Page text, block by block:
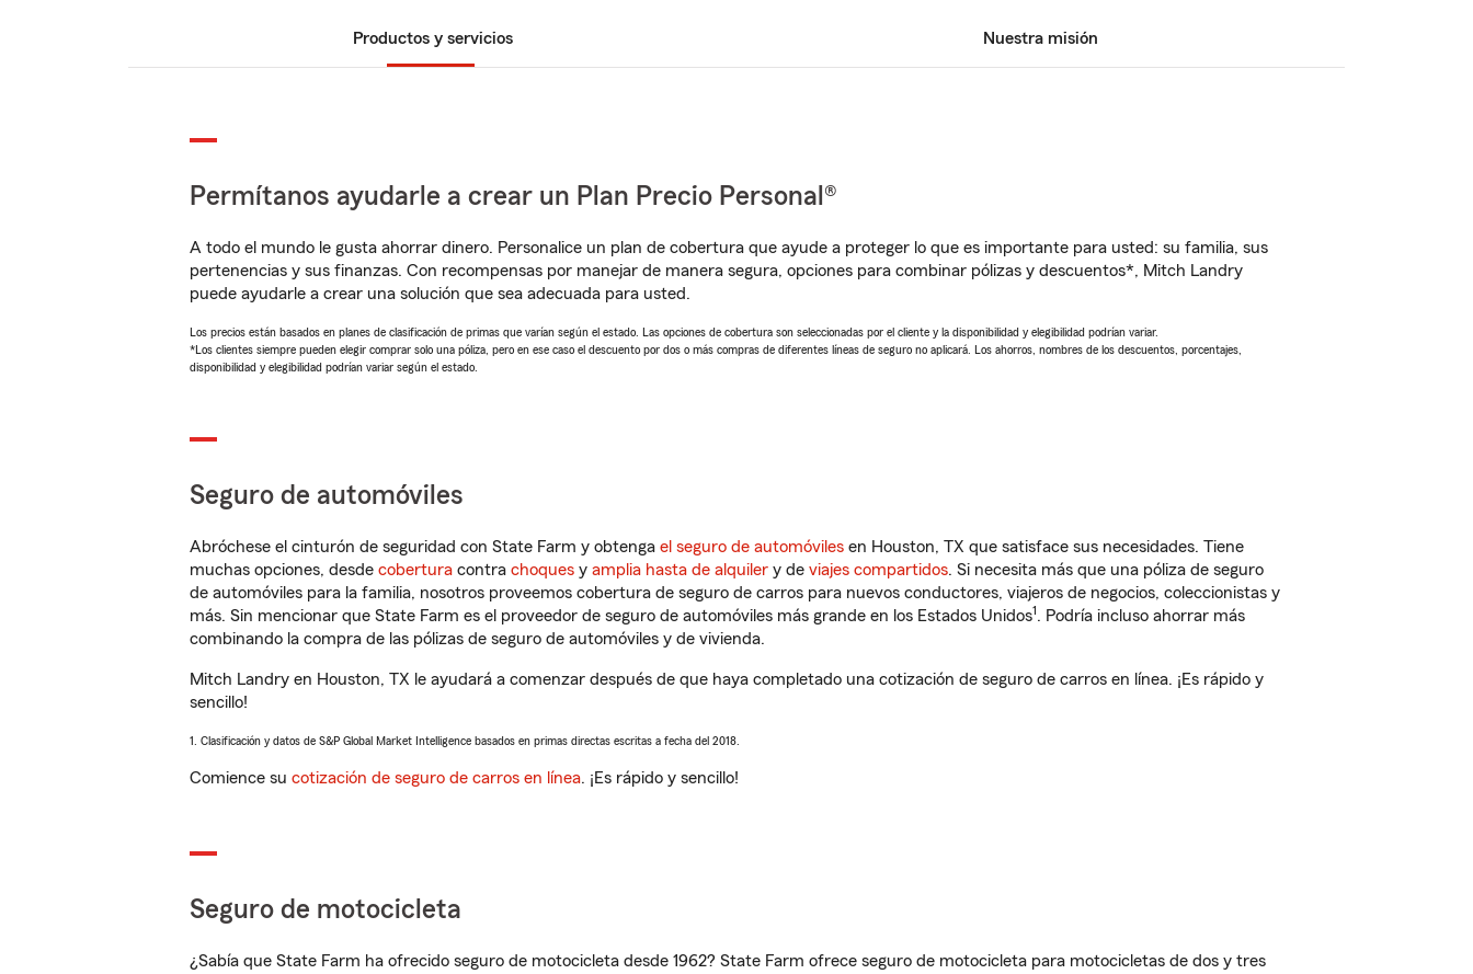
Productos y servicios Nuestra misión
Permítanos ayudarle a crear un Plan Precio Personal®
A todo el mundo le gusta ahorrar dinero. Personalice un plan de cobertura que ayude a proteger lo que es importante para usted: su familia, sus
pertenencias y sus finanzas. Con recompensas por manejar de manera segura, opciones para combinar pólizas y descuentos*, Mitch Landry
puede ayudarle a crear una solución que sea adecuada para usted.
Los precios están basados en planes de clasificación de primas que varían según el estado. Las opciones de cobertura son seleccionadas por el cliente y la disponibilidad y elegibilidad podrían variar.
*Los clientes siempre pueden elegir comprar solo una póliza, pero en ese caso el descuento por dos o más compras de diferentes líneas de seguro no aplicará. Los ahorros, nombres de los descuentos, porcentajes,
disponibilidad y elegibilidad podrían variar según el estado.
Seguro de automóviles
Abróchese el cinturón de seguridad con State Farm y obtenga el seguro de automóviles en Houston, TX que satisface sus necesidades. Tiene
muchas opciones, desde cobertura contra choques y amplia hasta de alquiler y de viajes compartidos. Si necesita más que una póliza de seguro
de automóviles para la familia, nosotros proveemos cobertura de seguro de carros para nuevos conductores, viajeros de negocios, coleccionistas y
más. Sin mencionar que State Farm es el proveedor de seguro de automóviles más grande en los Estados Unidos1. Podría incluso ahorrar más
combinando la compra de las pólizas de seguro de automóviles y de vivienda.
Mitch Landry en Houston, TX le ayudará a comenzar después de que haya completado una cotización de seguro de carros en línea. ¡Es rápido y
sencillo!
1. Clasificación y datos de S&P Global Market Intelligence basados en primas directas escritas a fecha del 2018.
Comience su cotización de seguro de carros en línea. ¡Es rápido y sencillo!
Seguro de motocicleta
¿Sabía que State Farm ha ofrecido seguro de motocicleta desde 1962? State Farm ofrece seguro de motocicleta para motocicletas de dos y tres